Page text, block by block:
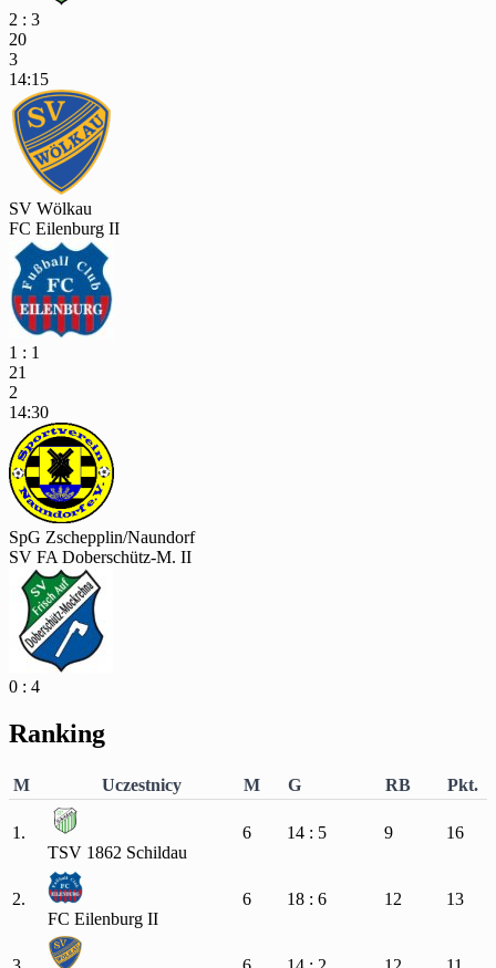
2 : 3
20
3
14:15
SV Wölkau
FC Eilenburg II
1 : 1
21
2
14:30
SpG Zschepplin/Naundorf
SV FA Doberschütz-M. II
0 : 4
Ranking
M Uczestnicy M G RB Pkt.
1.
TSV 1862 Schildau
6 14 : 5 9 16
2.
FC Eilenburg II
6 18 : 6 12 13